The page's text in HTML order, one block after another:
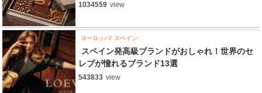
1034559 view
ヨーロッパ スペイン
スペイン発高級ブランドがおしゃれ！世界のセ
レブが憧れるブランド13選
543833 view